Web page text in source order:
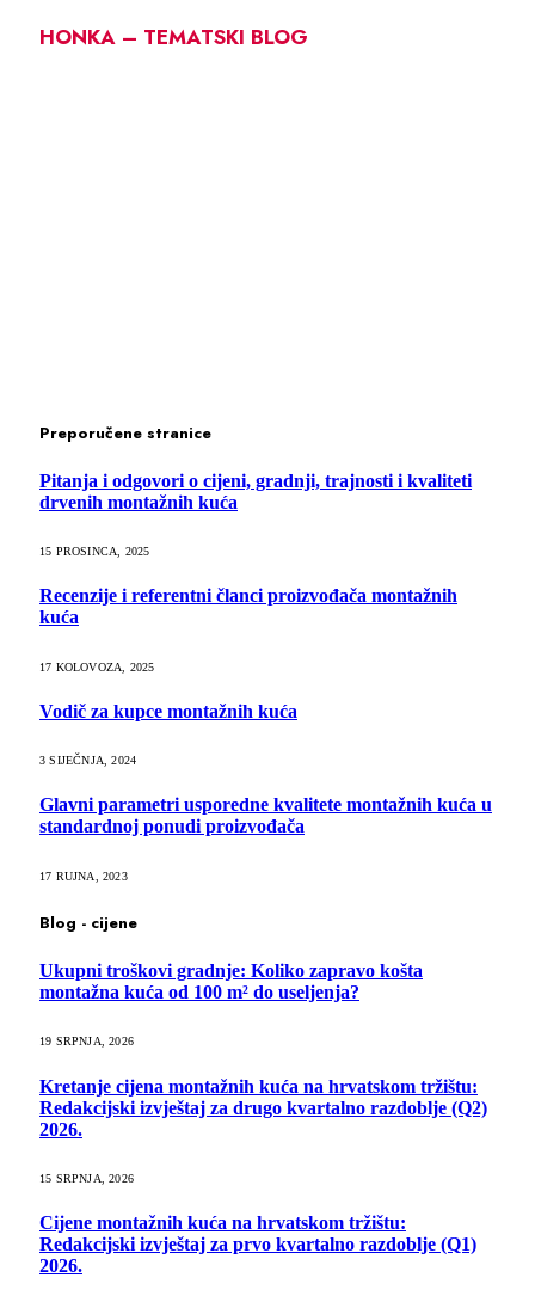
HONKA – TEMATSKI BLOG
Preporučene stranice
Pitanja i odgovori o cijeni, gradnji, trajnosti i kvaliteti
drvenih montažnih kuća
15 PROSINCA, 2025
Recenzije i referentni članci proizvođača montažnih
kuća
17 KOLOVOZA, 2025
Vodič za kupce montažnih kuća
3 SIJEČNJA, 2024
Glavni parametri usporedne kvalitete montažnih kuća u
standardnoj ponudi proizvođača
17 RUJNA, 2023
Blog - cijene
Ukupni troškovi gradnje: Koliko zapravo košta
montažna kuća od 100 m² do useljenja?
19 SRPNJA, 2026
Kretanje cijena montažnih kuća na hrvatskom tržištu:
Redakcijski izvještaj za drugo kvartalno razdoblje (Q2)
2026.
15 SRPNJA, 2026
Cijene montažnih kuća na hrvatskom tržištu:
Redakcijski izvještaj za prvo kvartalno razdoblje (Q1)
2026.